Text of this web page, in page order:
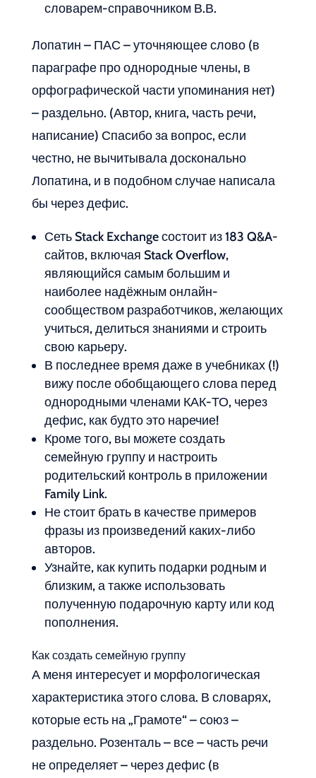
словарем-справочником В.В.
Лопатин – ПАС – уточняющее слово (в
параграфе про однородные члены, в
орфографической части упоминания нет)
– раздельно. (Автор, книга, часть речи,
написание) Спасибо за вопрос, если
честно, не вычитывала досконально
Лопатина, и в подобном случае написала
бы через дефис.
Сеть Stack Exchange состоит из 183 Q&A-
сайтов, включая Stack Overflow,
являющийся самым большим и
наиболее надёжным онлайн-
сообществом разработчиков, желающих
учиться, делиться знаниями и строить
свою карьеру.
В последнее время даже в учебниках (!)
вижу после обобщающего слова перед
однородными членами КАК-ТО, через
дефис, как будто это наречие!
Кроме того, вы можете создать
семейную группу и настроить
родительский контроль в приложении
Family Link.
Не стоит брать в качестве примеров
фразы из произведений каких-либо
авторов.
Узнайте, как купить подарки родным и
близким, а также использовать
полученную подарочную карту или код
пополнения.
Как создать семейную группу
А меня интересует и морфологическая
характеристика этого слова. В словарях,
которые есть на „Грамоте“ – союз –
раздельно. Розенталь – все – часть речи
не определяет – через дефис (в